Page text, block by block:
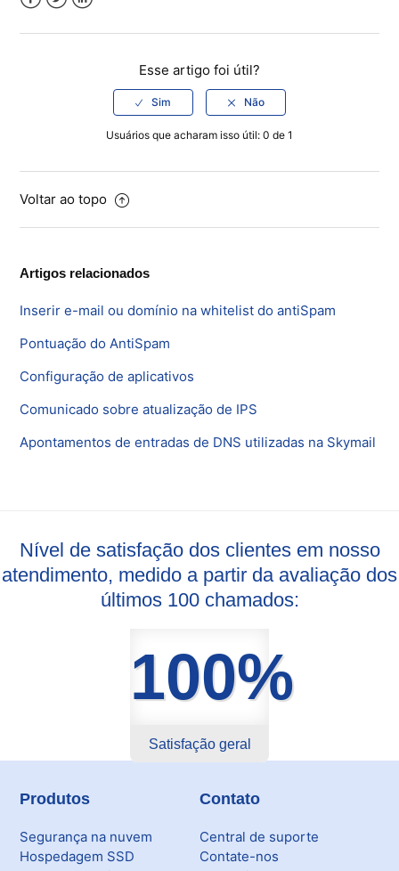
Esse artigo foi útil?
Usuários que acharam isso útil: 0 de 1
Voltar ao topo
Artigos relacionados
Inserir e-mail ou domínio na whitelist do antiSpam
Pontuação do AntiSpam
Configuração de aplicativos
Comunicado sobre atualização de IPS
Apontamentos de entradas de DNS utilizadas na Skymail
Nível de satisfação dos clientes em nosso
atendimento, medido a partir da avaliação dos
últimos 100 chamados:
100%
Satisfação geral
Produtos
Segurança na nuvem
Hospedagem SSD
Contato
Central de suporte
Contate-nos